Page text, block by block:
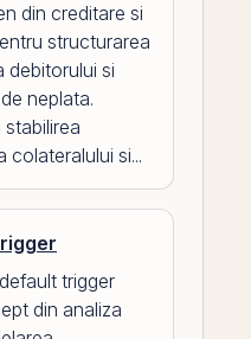
din creditare si
structurarea
debitorului si
neplata.
colateralului si...
trigger
din analiza